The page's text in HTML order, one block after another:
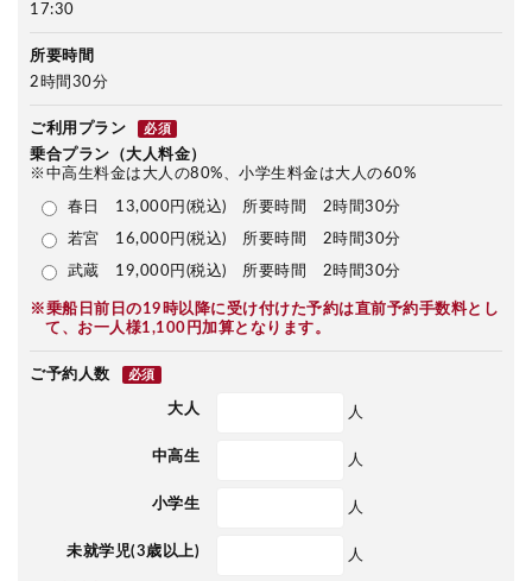
17:30
所要時間
2時間30分
ご利用プラン 必須
乗合プラン（大人料金）
※中高生料金は大人の80%、小学生料金は大人の60%
春日 13,000円(税込) 所要時間 2時間30分
若宮 16,000円(税込) 所要時間 2時間30分
武蔵 19,000円(税込) 所要時間 2時間30分
※乗船日前日の19時以降に受け付けた予約は直前予約手数料とし
て、お一人様1,100円加算となります。
ご予約人数 必須
大人 人
中高生 人
小学生 人
未就学児(3歳以上) 人